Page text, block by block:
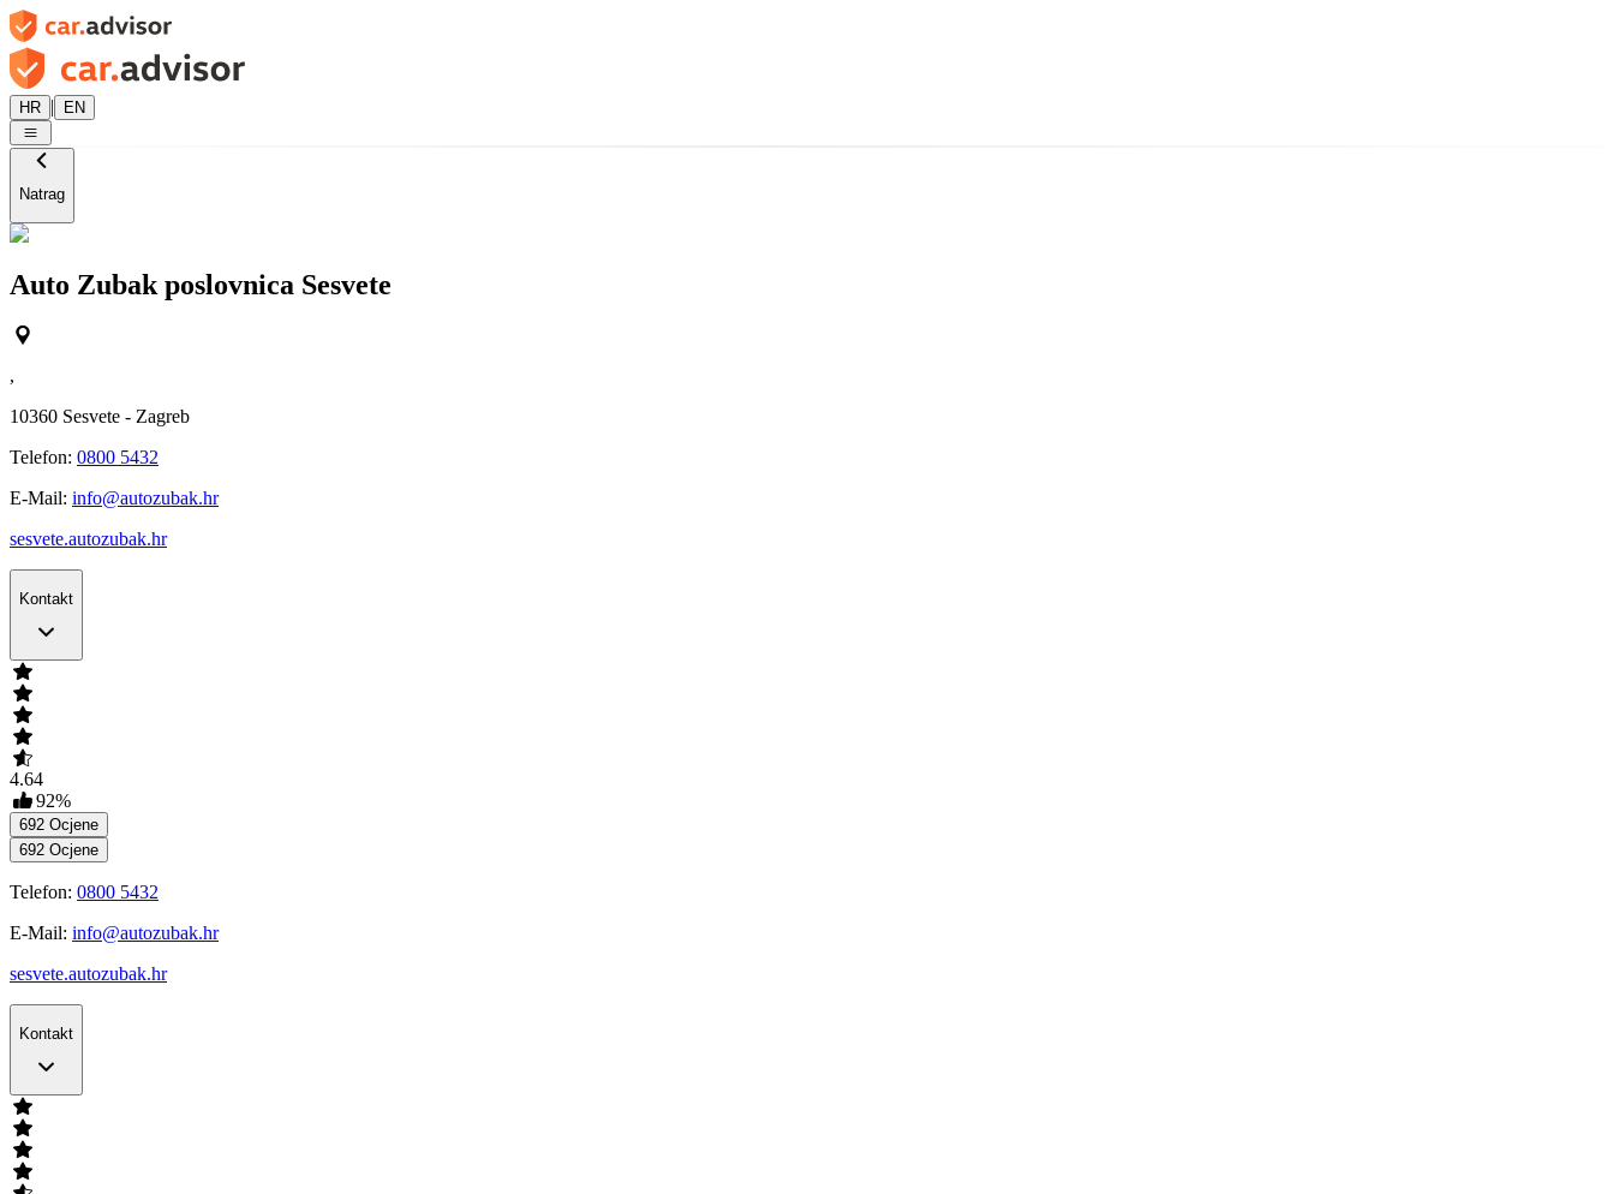
HR | EN
Natrag
Auto Zubak poslovnica Sesvete
,
10360 Sesvete - Zagreb
Telefon: 0800 5432
E-Mail: info@autozubak.hr
sesvete.autozubak.hr
Kontakt
4.64
92%
692 Ocjene
692 Ocjene
Telefon: 0800 5432
E-Mail: info@autozubak.hr
sesvete.autozubak.hr
Kontakt